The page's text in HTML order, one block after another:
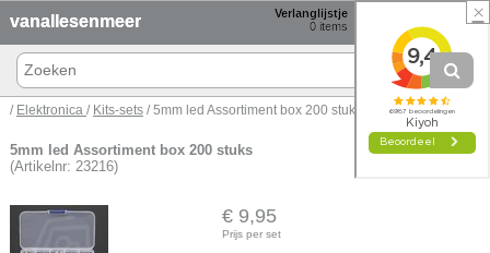
Verlanglijstje
0 items
Winkelmand
0 items € 0,00
vanallesenmeer
/ Elektronica / Kits-sets / 5mm led Assortiment box 200 stuks
5mm led Assortiment box 200 stuks
(Artikelnr: 23216)
€ 9,95
Prijs per set
×